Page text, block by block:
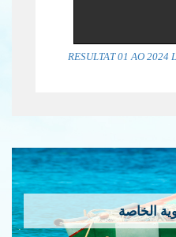
RESULTAT 01 AO 2024
الخاصة